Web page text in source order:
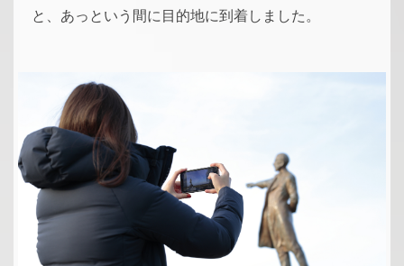
と、あっという間に目的地に到着しました。